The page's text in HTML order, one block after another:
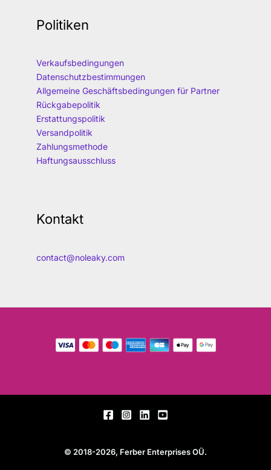
Politiken
Verkaufsbedingungen
Datenschutzbestimmungen
Allgemeine Geschäftsbedingungen für Partner
Rückgabepolitik
Erstattungspolitik
Versandpolitik
Zahlungsmethode
Haftungsausschluss
Kontakt
contact@noleaky.com
© 2018-2026, Ferber Enterprises OÜ.